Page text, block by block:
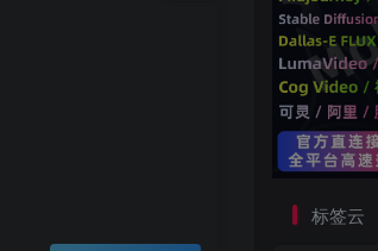
标签云